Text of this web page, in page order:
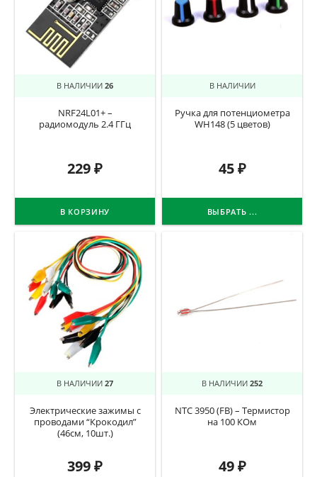
В НАЛИЧИИ 26
NRF24L01+ –
радиомодуль 2.4 ГГц
229₽
В КОРЗИНУ
В НАЛИЧИИ
Ручка для потенциометра
WH148 (5 цветов)
45₽
ВЫБРАТЬ ...
В НАЛИЧИИ 27
Электрические зажимы с
проводами “Крокодил”
(46см, 10шт.)
399₽
В НАЛИЧИИ 252
NTC 3950 (FB) – Термистор
на 100 КОм
49₽